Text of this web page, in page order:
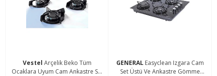
Vestel Arçelik Beko Tüm
Ocaklara Uyum Cam Ankastre Set
GENERAL Easyclean Izgara Cam
Set Üstü Ve Ankastre Gömme